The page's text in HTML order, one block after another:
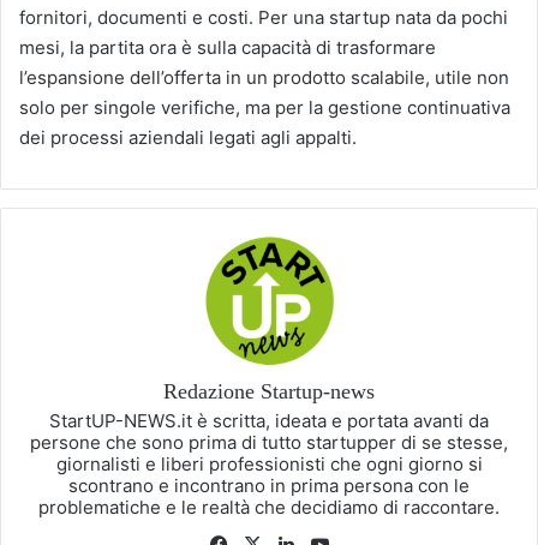
fornitori, documenti e costi. Per una startup nata da pochi
mesi, la partita ora è sulla capacità di trasformare
l’espansione dell’offerta in un prodotto scalabile, utile non
solo per singole verifiche, ma per la gestione continuativa
dei processi aziendali legati agli appalti.
Redazione Startup-news
StartUP-NEWS.it è scritta, ideata e portata avanti da
persone che sono prima di tutto startupper di se stesse,
giornalisti e liberi professionisti che ogni giorno si
scontrano e incontrano in prima persona con le
problematiche e le realtà che decidiamo di raccontare.